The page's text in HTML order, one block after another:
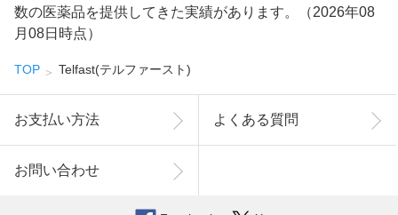
数の医薬品を提供してきた実績があります。（2026年08
月08日時点）
TOP Telfast(テルファースト)
お支払い方法 よくある質問
お問い合わせ